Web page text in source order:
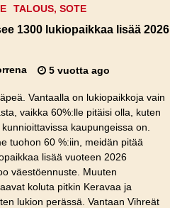
TALOUS, SOTE
1300 lukiopaikkaa lisää 2026
5 vuotta ago
Vantaalla on lukiopaikkoja vain
vaikka 60%:lle pitäisi olla, kuten
kaupungeissa on.
tuohon 60 %:iin, meidän pitää
lisää vuoteen 2026
väestöennuste. Muuten
koluta pitkin Keravaa ja
lukion perässä. Vantaan Vihreät